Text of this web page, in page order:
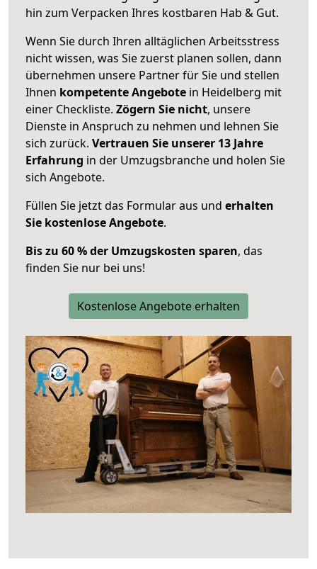
hin zum Verpacken Ihres kostbaren Hab & Gut.
Wenn Sie durch Ihren alltäglichen Arbeitsstress
nicht wissen, was Sie zuerst planen sollen, dann
übernehmen unsere Partner für Sie und stellen
Ihnen kompetente Angebote in Heidelberg mit
einer Checkliste. Zögern Sie nicht, unsere
Dienste in Anspruch zu nehmen und lehnen Sie
sich zurück. Vertrauen Sie unserer 13 Jahre
Erfahrung in der Umzugsbranche und holen Sie
sich Angebote.
Füllen Sie jetzt das Formular aus und erhalten
Sie kostenlose Angebote.
Bis zu 60 % der Umzugskosten sparen, das
finden Sie nur bei uns!
Kostenlose Angebote erhalten